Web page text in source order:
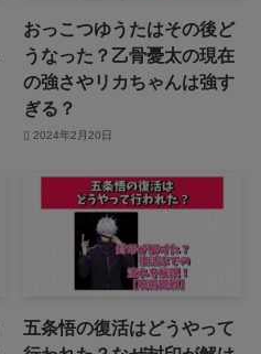
おっこつゆうたはその後ど
うなった？乙骨憂太の現在
の強さやリカちゃんは強す
ぎる？
2024年2月20日
五条悟の復活はどうやって